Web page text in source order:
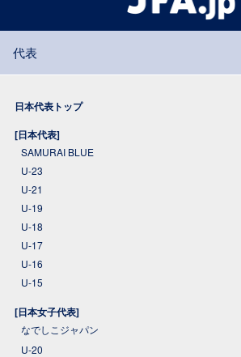
代表
日本代表トップ
[日本代表]
SAMURAI BLUE
U-23
U-21
U-19
U-18
U-17
U-16
U-15
[日本女子代表]
なでしこジャパン
U-20